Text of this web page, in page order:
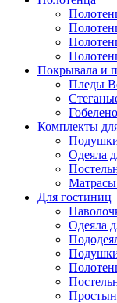
Покрывала и
Пледы
Комплекты
Одеяла
Матрасы
Для гостиниц
Одеяла